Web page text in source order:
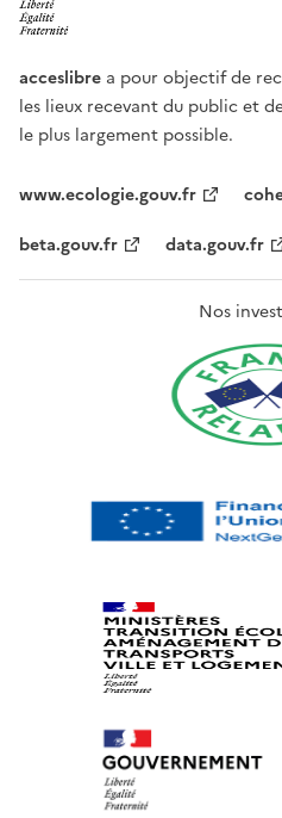
acceslibre a pour objectif de
les lieux recevant du public et
le plus largement possible.
www.ecologie.gouv.fr
beta.gouv.fr
data.gouv.fr
Nos